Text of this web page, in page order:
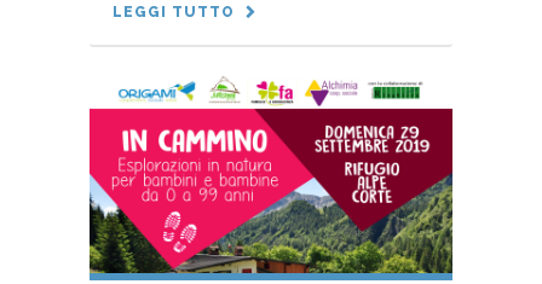
LEGGI TUTTO